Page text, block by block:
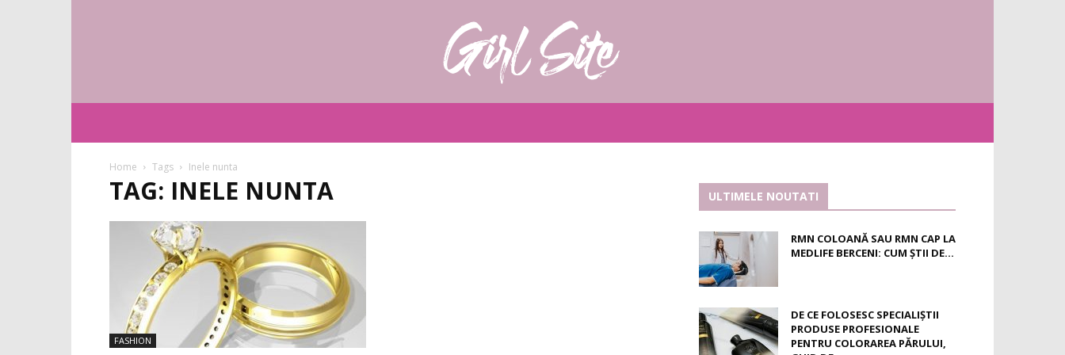
Home Tags Inele nunta
TAG: INELE NUNTA
FASHION
ULTIMELE NOUTATI
RMN COLOANĂ SAU RMN CAP LA
MEDLIFE BERCENI: CUM ȘTII DE...
DE CE FOLOSESC SPECIALIȘTII
PRODUSE PROFESIONALE
PENTRU COLORAREA PĂRULUI,